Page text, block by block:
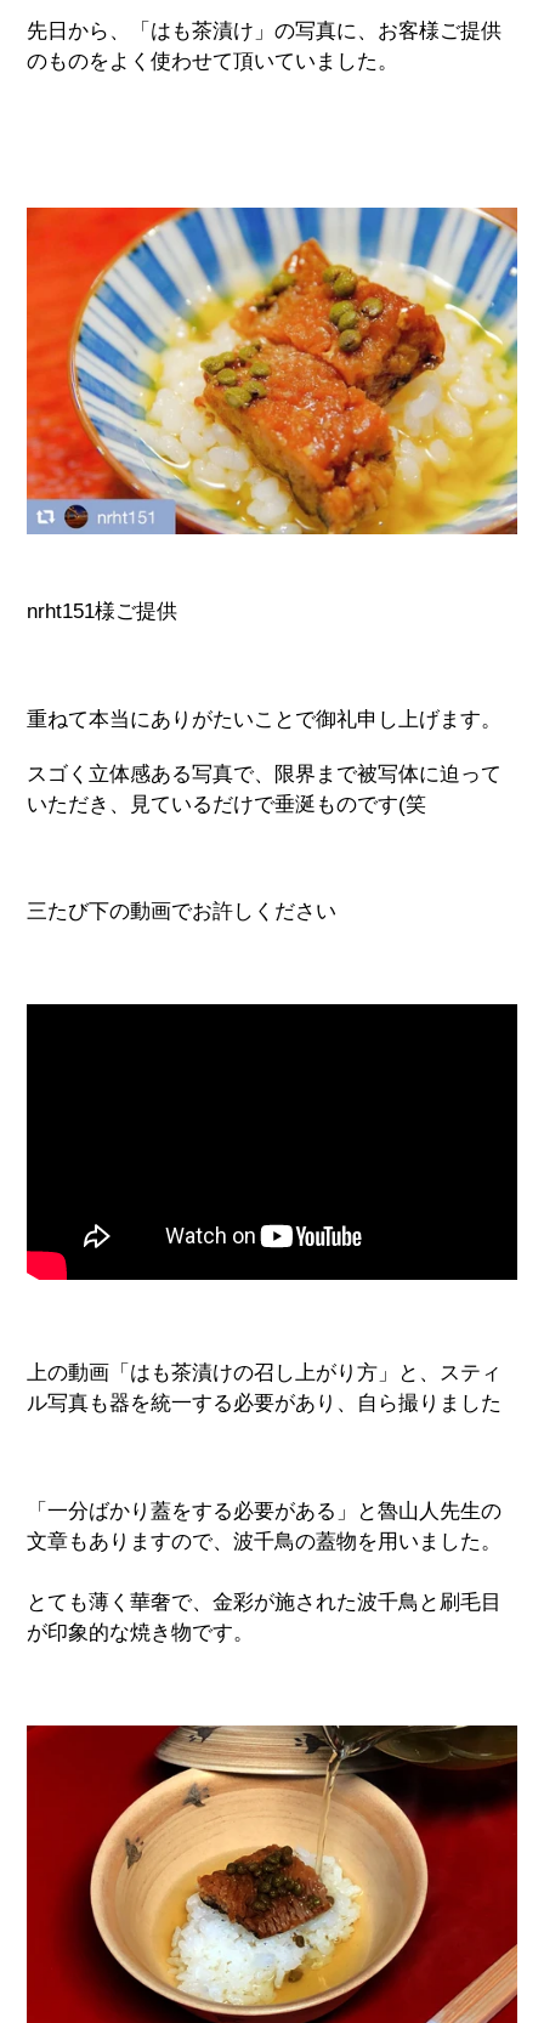
先日から、「はも茶漬け」の写真に、お客様ご提供
のものをよく使わせて頂いていました。
nrht151様ご提供
重ねて本当にありがたいことで御礼申し上げます。
スゴく立体感ある写真で、限界まで被写体に迫って
いただき、見ているだけで垂涎ものです(笑
三たび下の動画でお許しください
上の動画「はも茶漬けの召し上がり方」と、スティ
ル写真も器を統一する必要があり、自ら撮りました
「一分ばかり蓋をする必要がある」と魯山人先生の
文章もありますので、波千鳥の蓋物を用いました。
とても薄く華奢で、金彩が施された波千鳥と刷毛目
が印象的な焼き物です。